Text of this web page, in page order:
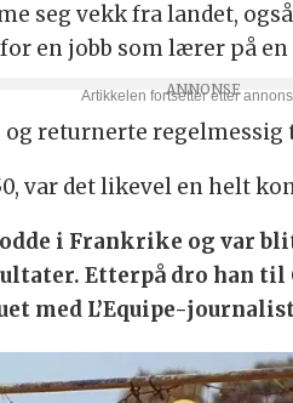
seg vekk fra landet,
en jobb som lærer på en
returnerte
var det likevel en helt
i Frankrike og var
Etterpå dro han til
med L’Equipe-